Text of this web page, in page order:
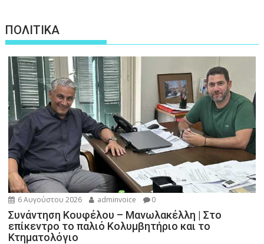
ΠΟΛΙΤΙΚΑ
6 Αυγούστου 2026 adminvoice 0
Συνάντηση Κουφέλου – Μανωλακέλλη | Στο
επίκεντρο το παλιό Κολυμβητήριο και το
Κτηματολόγιο